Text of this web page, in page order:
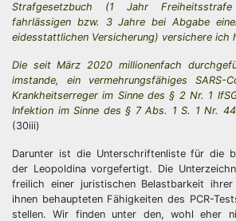
Strafgesetzbuch (1 Jahr
fahrlässigen bzw. 3 Jahre bei Abgabe
eidesstattlichen Versicherung) versichere ich
Die seit März 2020 millionenfach
imstande, ein vermehrungsfähiges SARS-
Krankheitserreger im Sinne des § 2 Nr. 1
Infektion im Sinne des § 7 Abs. 1 S. 1 Nr.
(30iii)
Darunter ist die Unterschriftenliste für die
der Leopoldina vorgefertigt. Die
freilich einer juristischen Belastbarkeit
ihnen behaupteten Fähigkeiten des PCR-
stellen. Wir finden unter den, wohl eher